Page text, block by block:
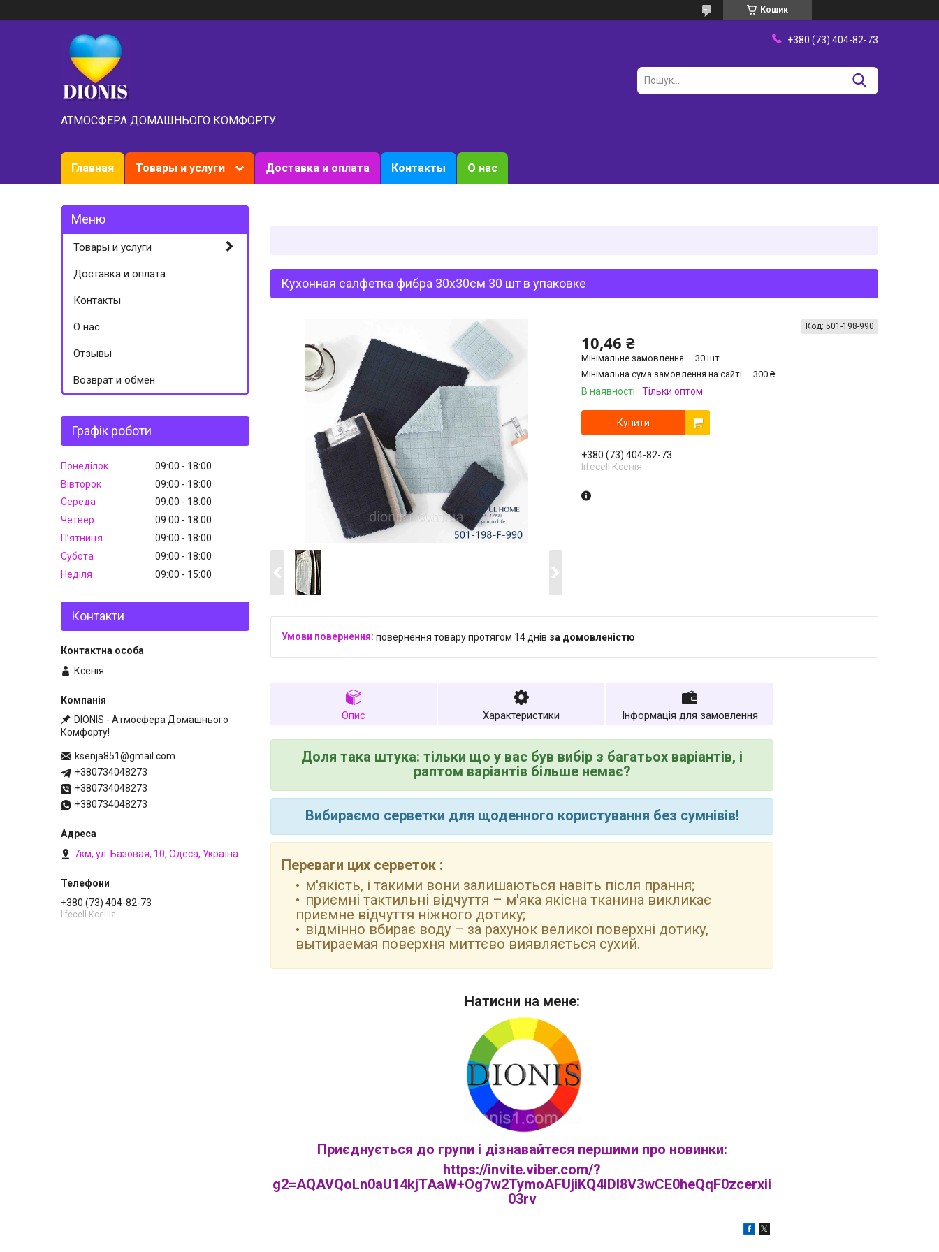
Кошик
АТМОСФЕРА ДОМАШНЬОГО КОМФОРТУ
+380 (73) 404-82-73
Главная Товары и услуги Доставка и оплата Контакты О нас
Кухонная салфетка фибра 30х30см 30 шт в упаковке
10,46 ₴
Мінімальне замовлення — 30 шт.
Мінімальна сума замовлення на сайті — 300 ₴
В наявності Тільки оптом
Код: 501-198-990
Купити
+380 (73) 404-82-73
lifecell Ксенія
повернення товару протягом 14 днів за домовленістю
Опис Характеристики Інформація для замовлення
Доля така штука: тільки що у вас був вибір з багатьох варіантів, і
раптом варіантів більше немає?
Вибираємо серветки для щоденного користування без сумнівів!
Переваги цих серветок :
м'якість, і такими вони залишаються навіть після прання;
приємні тактильні відчуття – м'яка якісна тканина викликає
приємне відчуття ніжного дотику;
відмінно вбирає воду – за рахунок великої поверхні дотику,
вытираемая поверхня миттєво виявляється сухий.
Натисни на мене:
Приєднується до групи і дізнавайтеся першими про новинки:
https://invite.viber.com/?
g2=AQAVQoLn0aU14kjTAaW+Og7w2TymoAFUjiKQ4IDl8V3wCE0heQqF0zcerxii
03rv
Товары и услуги
Доставка и оплата
Контакты
О нас
Отзывы
Возврат и обмен
Графік роботи
Понеділок 09:00
18:00
Вівторок
09:00
18:00
Середа
09:00
18:00
Четвер
09:00
18:00
Пʼятниця
09:00
18:00
Субота
09:00
18:00
Неділя
09:00 15:00
Контакти
Ксенія
DIONIS - Атмосфера Домашнього
Комфорту!
ksenja851@gmail.com
+380734048273
+380734048273
+380734048273
7км, ул. Базовая, 10, Одеса, Україна
+380 (73) 404-82-73
lifecell Ксенія